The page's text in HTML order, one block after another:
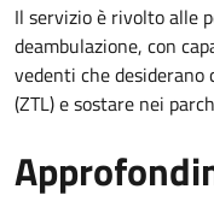
Il servizio è rivolto alle
deambulazione, con
vedenti che
(ZTL) e sostare nei